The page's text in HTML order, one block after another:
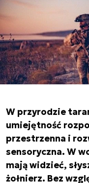
W przyrodzie
umiejętność
przestrzenna i
sensoryczna. W
mają widzieć,
żołnierz. Bez